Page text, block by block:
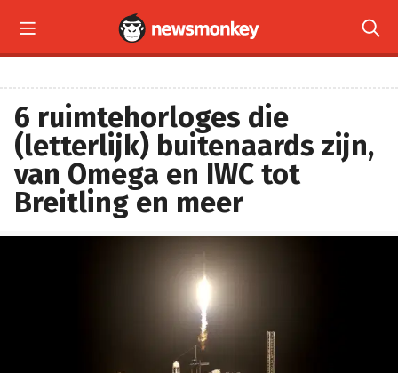
 
6 ruimtehorloges die
(letterlijk) buitenaards zijn,
van Omega en IWC tot
Breitling en meer